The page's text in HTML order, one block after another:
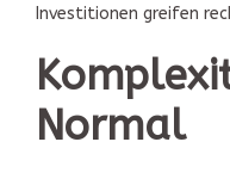
Investitionen greifen
Normal